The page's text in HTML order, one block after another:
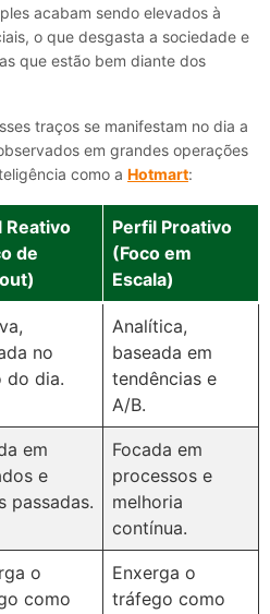
acabam sendo elevados à
o que desgasta a sociedade e
que estão bem diante dos
traços se manifestam no dia a
em grandes operações
como a Hotmart:
Reativo
de
Perfil Proativo
(Foco em
Escala)
no
do dia.
Analítica,
baseada em
tendências e
A/B.
em
e
passadas.
Focada em
processos e
melhoria
contínua.
o
como
Enxerga o
tráfego como